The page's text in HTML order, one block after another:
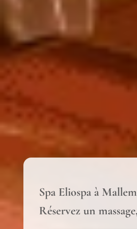
Spa Eliospa à
Réservez un